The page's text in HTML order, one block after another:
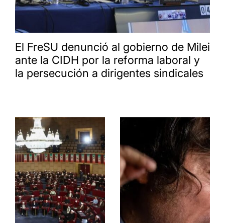
El FreSU denunció al gobierno de Milei
ante la CIDH por la reforma laboral y
la persecución a dirigentes sindicales